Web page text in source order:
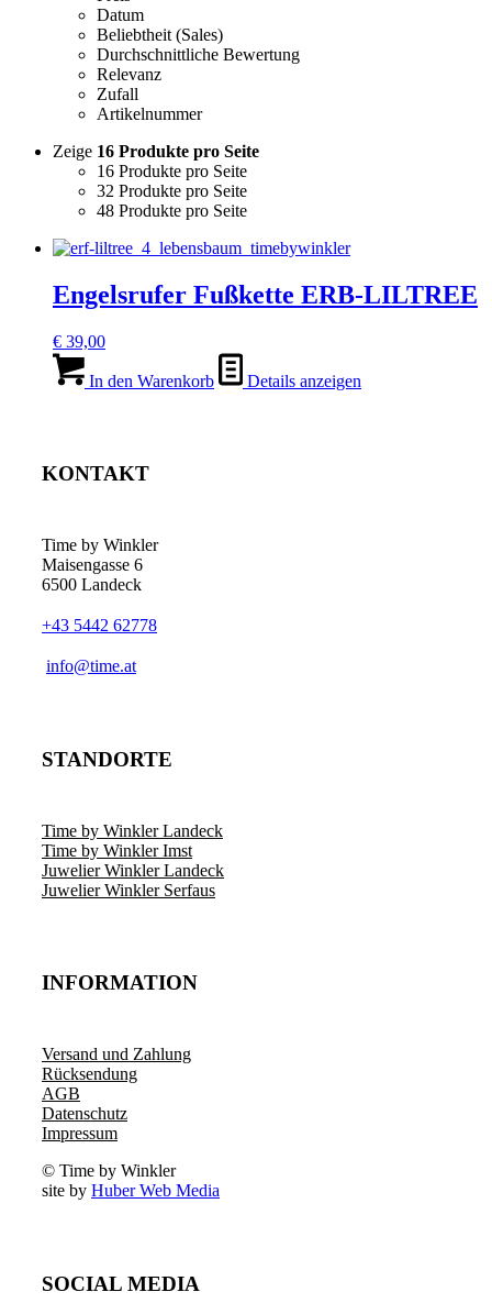
Datum
Beliebtheit (Sales)
Durchschnittliche Bewertung
Relevanz
Zufall
Artikelnummer
Zeige 16 Produkte pro Seite
16 Produkte pro Seite
32 Produkte pro Seite
48 Produkte pro Seite
Engelsrufer Fußkette ERB-LILTREE
€ 39,00
In den Warenkorb Details anzeigen
KONTAKT
Time by Winkler
Maisengasse 6
6500 Landeck
+43 5442 62778
­info@time.at
STANDORTE
Time by Winkler Landeck
Time by Winkler Imst
Juwelier Winkler Landeck
Juwelier Winkler Serfaus
INFORMATION
Versand und Zahlung
Rücksendung
AGB
Datenschutz
Impressum
© Time by Winkler
site by Huber Web Media
SOCIAL MEDIA